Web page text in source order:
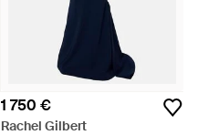
1 750 €
Rachel Gilbert